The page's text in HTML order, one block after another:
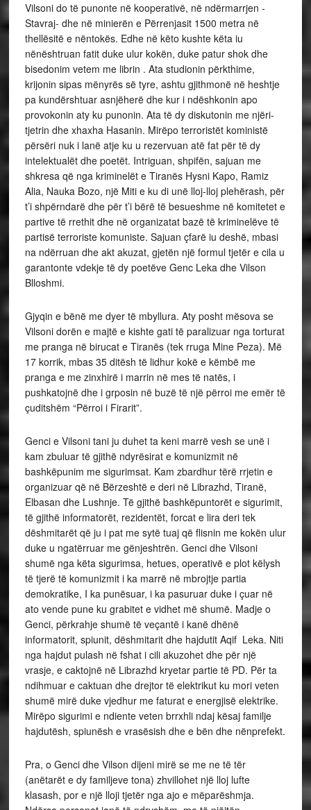
Vilsoni do të punonte në kooperativë, në ndërmarrjen -
Stavraj- dhe në minierën e Përrenjasit 1500 metra në
thellësitë e nëntokës. Edhe në këto kushte këta iu
nënështruan fatit duke ulur kokën, duke patur shok dhe
bisedonim vetem me librin . Ata studionin përkthime,
krijonin sipas mënyrës së tyre, ashtu gjithmonë në heshtje
pa kundërshtuar asnjëherë dhe kur i ndëshkonin apo
provokonin aty ku punonin. Ata të dy diskutonin me njëri-
tjetrin dhe xhaxha Hasanin. Mirëpo terroristët koministë
përsëri nuk i lanë atje ku u rezervuan atë fat për të dy
intelektualët dhe poetët. Intriguan, shpifën, sajuan me
shkresa që nga kriminelët e Tiranës Hysni Kapo, Ramiz
Alia, Nauka Bozo, një Miti e ku di unë lloj-lloj plehërash, për
t’i shpërndarë dhe për t’i bërë të besueshme në komitetet e
partive të rrethit dhe në organizatat bazë të kriminelëve të
partisë terroriste komuniste. Sajuan çfarë iu deshë, mbasi
na ndërruan dhe akt akuzat, gjetën një formul tjetër e cila u
garantonte vdekje të dy poetëve Genc Leka dhe Vilson
Blloshmi.
Gjyqin e bënë me dyer të mbyllura. Aty posht mësova se
Vilsoni dorën e majtë e kishte gati të paralizuar nga torturat
me pranga në birucat e Tiranës (tek rruga Mine Peza). Më
17 korrik, mbas 35 ditësh të lidhur kokë e këmbë me
pranga e me zinxhirë i marrin në mes të natës, i
pushkatojnë dhe i grposin në buzë të një përroi me emër të
çuditshëm “Përroi i Firarit”.
Genci e Vilsoni tani ju duhet ta keni marrë vesh se unë i
kam zbuluar të gjithë ndyrësirat e komunizmit në
bashkëpunim me sigurimsat. Kam zbardhur tërë rrjetin e
organizuar që në Bërzeshtë e deri në Librazhd, Tiranë,
Elbasan dhe Lushnje. Të gjithë bashkëpuntorët e sigurimit,
të gjithë informatorët, rezidentët, forcat e lira deri tek
dëshmitarët që ju i pat me sytë tuaj që flisnin me kokën ulur
duke u ngatërruar me gënjeshtrën. Genci dhe Vilsoni
shumë nga këta sigurimsa, hetues, operativë e plot këlysh
të tjerë të komunizmit i ka marrë në mbrojtje partia
demokratike, I ka punësuar, i ka pasuruar duke i çuar në
ato vende pune ku grabitet e vidhet më shumë. Madje o
Genci, përkrahje shumë të veçantë i kanë dhënë
informatorit, spiunit, dëshmitarit dhe hajdutit Aqif Leka. Niti
nga hajdut pulash në fshat i cili akuzohet dhe për një
vrasje, e caktojnë në Librazhd kryetar partie të PD. Për ta
ndihmuar e caktuan dhe drejtor të elektrikut ku mori veten
shumë mirë duke vjedhur me faturat e energjisë elektrike.
Mirëpo sigurimi e ndiente veten brrxhli ndaj kësaj familje
hajdutësh, spiunësh e vrasësish dhe e bën dhe nënprefekt.
Pra, o Genci dhe Vilson dijeni mirë se me ne të tër
(anëtarët e dy familjeve tona) zhvillohet një lloj lufte
klasash, por e një lloji tjetër nga ajo e mëparëshmja.